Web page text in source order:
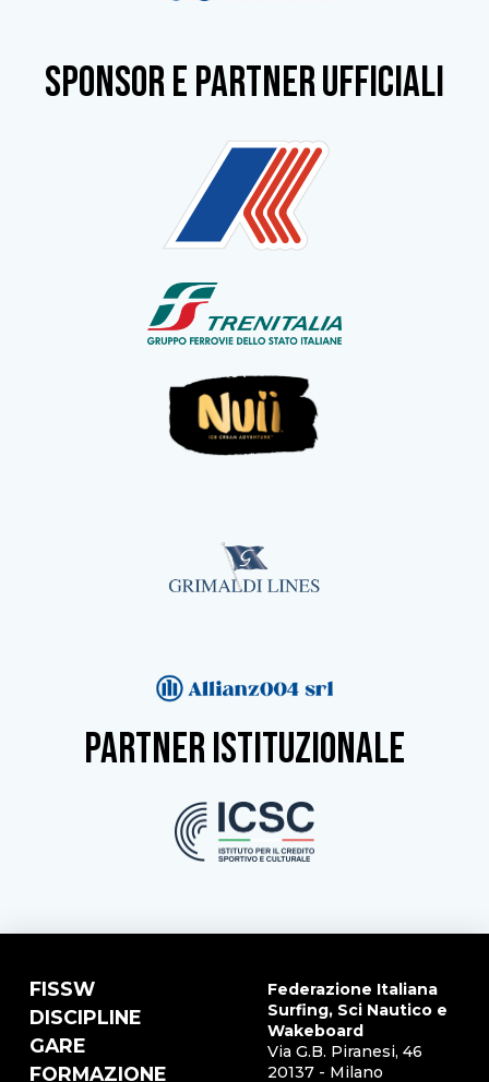
SPONSOR e partner ufficiali
partner istituzionale
FISSW
DISCIPLINE
GARE
FORMAZIONE
Federazione Italiana
Surfing, Sci Nautico e
Wakeboard
Via G.B. Piranesi, 46
20137 - Milano